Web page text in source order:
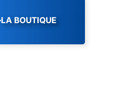
LA BOUTIQUE